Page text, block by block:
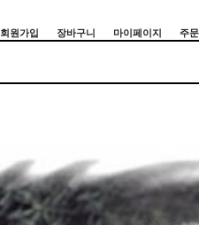
회원가입 장바구니 마이페이지 주